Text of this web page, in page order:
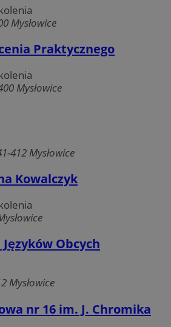
Mysłowice
Praktycznego
Mysłowice
412 Mysłowice
Kowalczyk
Obcych
Mysłowice
nr 16 im. J. Chromika